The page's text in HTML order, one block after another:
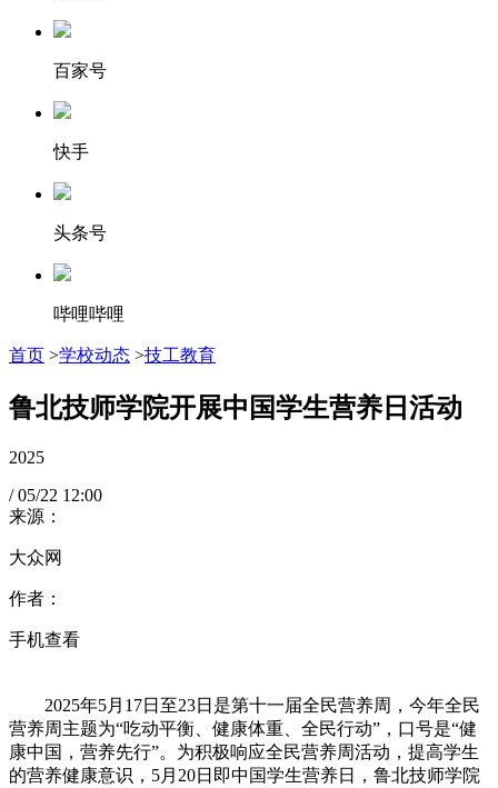
百家号
快手
头条号
哔哩哔哩
首页 >学校动态 >技工教育
鲁北技师学院开展中国学生营养日活动
2025
/ 05/22 12:00
来源：
大众网
作者：
手机查看
2025年5月17日至23日是第十一届全民营养周，今年全民
营养周主题为“吃动平衡、健康体重、全民行动”，口号是“健
康中国，营养先行”。为积极响应全民营养周活动，提高学生
的营养健康意识，5月20日即中国学生营养日，鲁北技师学院